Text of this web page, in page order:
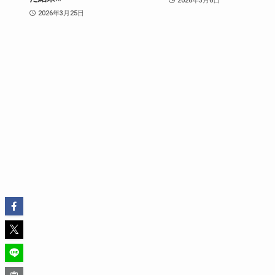
2026年3月25日